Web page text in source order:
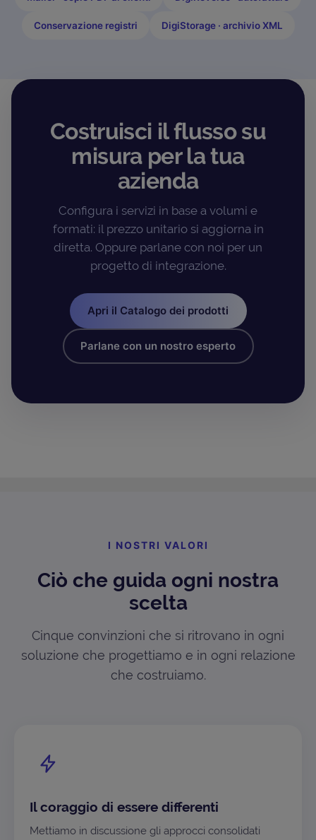
Conservazione registri DigiStorage · archivio XML
Costruisci il flusso su
misura per la tua
azienda
Configura i servizi in base a volumi e
formati: il prezzo unitario si aggiorna in
diretta. Oppure parlane con noi per un
progetto di integrazione.
Apri il Catalogo dei prodotti
Parlane con un nostro esperto
I NOSTRI VALORI
Ciò che guida ogni nostra
scelta
Cinque convinzioni che si ritrovano in ogni
soluzione che progettiamo e in ogni relazione
che costruiamo.
Il coraggio di essere differenti
Mettiamo in discussione gli approcci consolidati